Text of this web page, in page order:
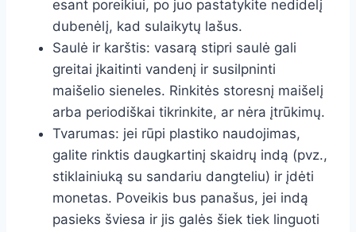
esant poreikiui, po juo pastatykite nedidelį
dubenėlį, kad sulaikytų lašus.
Saulė ir karštis: vasarą stipri saulė gali
greitai įkaitinti vandenį ir susilpninti
maišelio sieneles. Rinkitės storesnį maišelį
arba periodiškai tikrinkite, ar nėra įtrūkimų.
Tvarumas: jei rūpi plastiko naudojimas,
galite rinktis daugkartinį skaidrų indą (pvz.,
stiklainiuką su sandariu dangteliu) ir įdėti
monetas. Poveikis bus panašus, jei indą
pasieks šviesa ir jis galės šiek tiek linguoti